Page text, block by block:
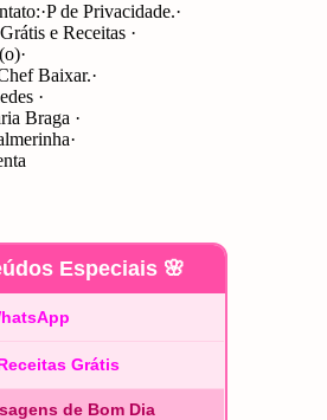
P de Privacidade.
e Receitas
Baixar.
Braga
Especiais 🌸
Grátis
de Bom Dia